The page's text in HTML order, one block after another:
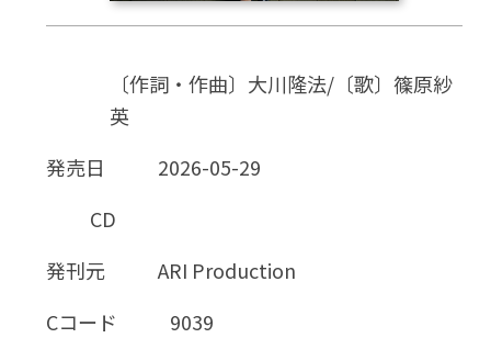
外国語
〔作詞・作曲〕大川隆法/〔歌〕篠原紗
英
発売日
2026-05-29
CD
発刊元
ARI Production
Cコード
9039